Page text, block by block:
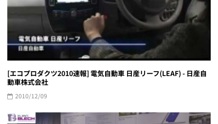
[エコプロダクツ2010速報] 電気自動車 日産リーフ(LEAF) - 日産自
動車株式会社
2010/12/09